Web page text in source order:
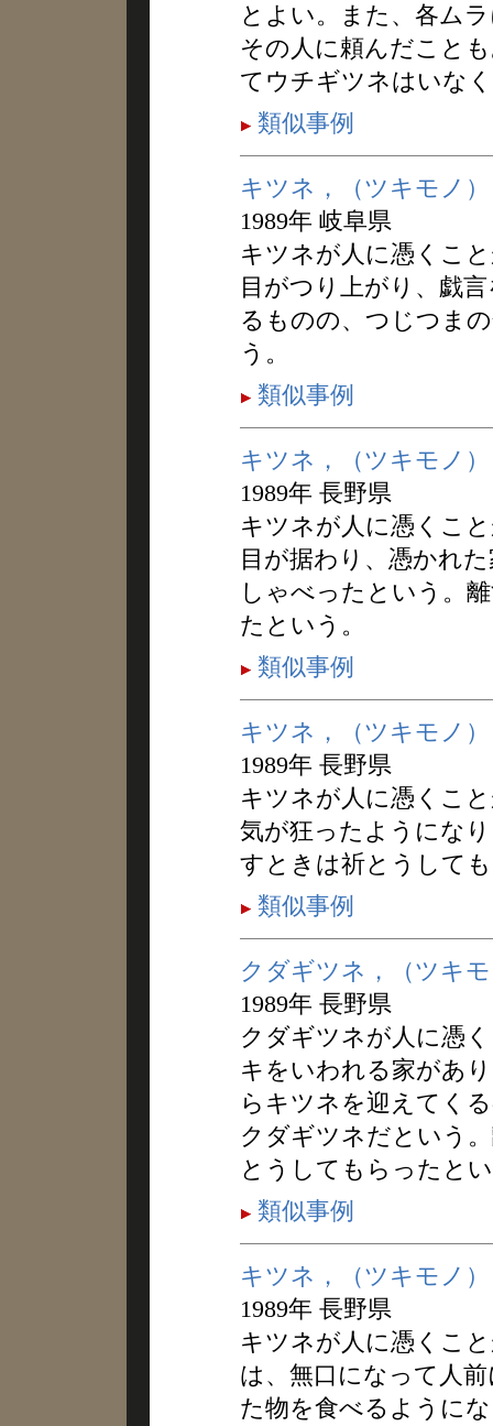
とよい。また、各ム
その人に頼んだこと
てウチギツネはいな
類似事例
キツネ，（ツキモノ）
1989年 岐阜県
キツネが人に憑くこ
目がつり上がり、戯
るものの、つじつま
う。
類似事例
キツネ，（ツキモノ）
1989年 長野県
キツネが人に憑くこ
目が据わり、憑かれ
しゃべったという。
たという。
類似事例
キツネ，（ツキモノ）
1989年 長野県
キツネが人に憑くこ
気が狂ったようにな
すときは祈とうして
類似事例
クダギツネ，（ツキ
1989年 長野県
クダギツネが人に憑
キをいわれる家があ
らキツネを迎えてく
クダギツネだという
とうしてもらったと
類似事例
キツネ，（ツキモノ）
1989年 長野県
キツネが人に憑くこ
は、無口になって人
た物を食べるように